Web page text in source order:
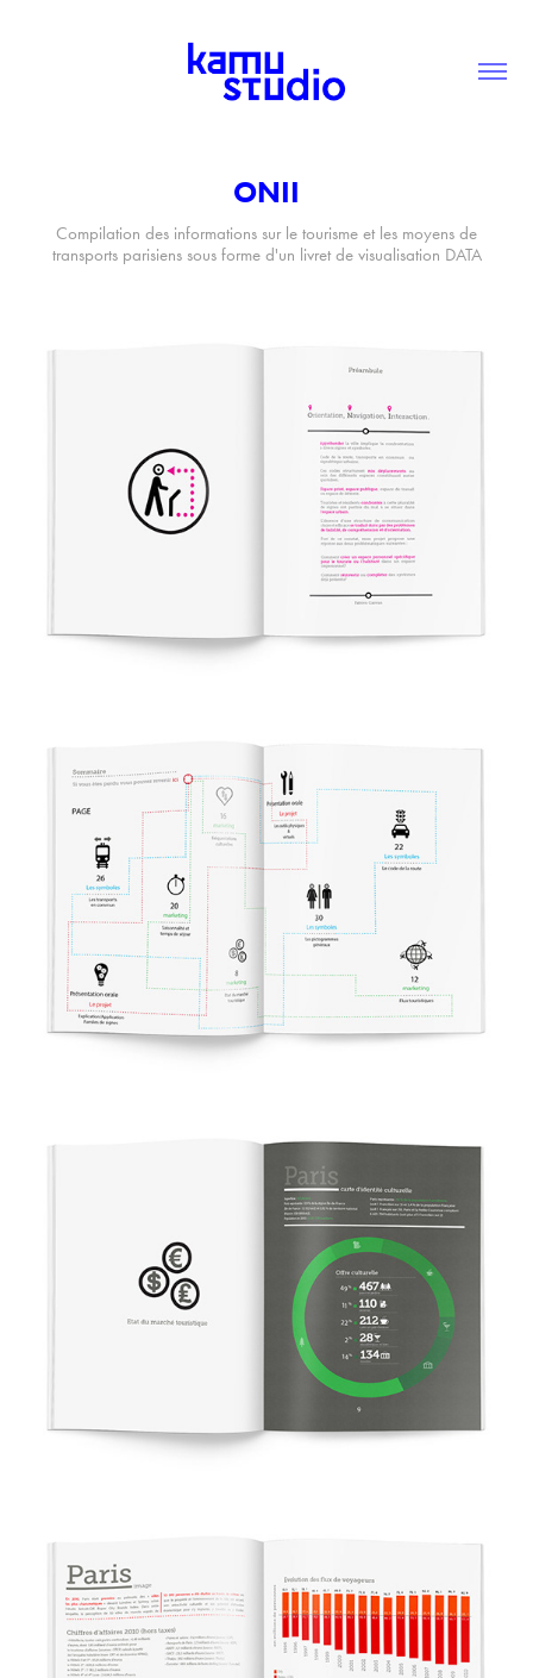
ONII
Compilation des informations sur le tourisme et les moyens de
transports parisiens sous forme d'un livret de visualisation DATA